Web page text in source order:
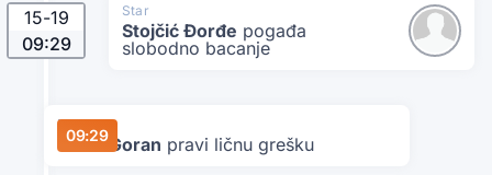
Star
Stojčić Đorđe pogađa
slobodno bacanje
15-19
09:29
09:29
Danubius
Matić Goran pravi ličnu grešku